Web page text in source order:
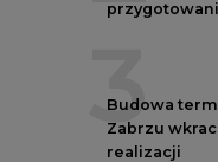
3
Budowa
Zabrzu
realizacji